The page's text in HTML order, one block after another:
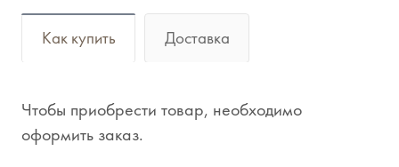
Как купить Доставка
Чтобы приобрести товар, необходимо
оформить заказ.